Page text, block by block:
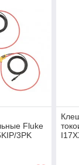
Fluke
3PK